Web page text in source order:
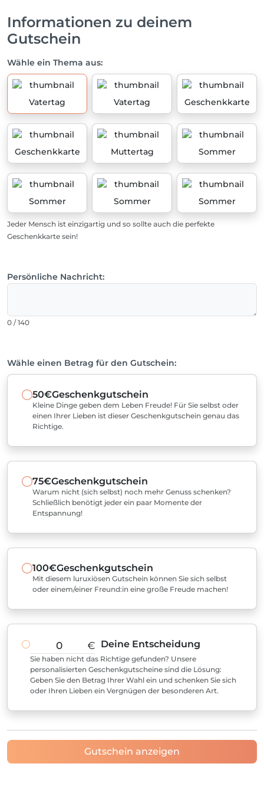
Informationen zu deinem
Gutschein
Wähle ein Thema aus:
Vatertag Vatertag Geschenkkarte
Geschenkkarte Muttertag Sommer
Sommer Sommer Sommer
Jeder Mensch ist einzigartig und so sollte auch die perfekte
Geschenkkarte sein!
Persönliche Nachricht:
0 / 140
Wähle einen Betrag für den Gutschein:
50€Geschenkgutschein
Kleine Dinge geben dem Leben Freude! Für Sie selbst oder
einen Ihrer Lieben ist dieser Geschenkgutschein genau das
Richtige.
75€Geschenkgutschein
Warum nicht (sich selbst) noch mehr Genuss schenken?
Schließlich benötigt jeder ein paar Momente der
Entspannung!
100€Geschenkgutschein
Mit diesem luruxiösen Gutschein können Sie sich selbst
oder einem/einer Freund:in eine große Freude machen!
€ Deine Entscheidung
Sie haben nicht das Richtige gefunden? Unsere
personalisierten Geschenkgutscheine sind die Lösung:
Geben Sie den Betrag Ihrer Wahl ein und schenken Sie sich
oder Ihren Lieben ein Vergnügen der besonderen Art.
Gutschein anzeigen